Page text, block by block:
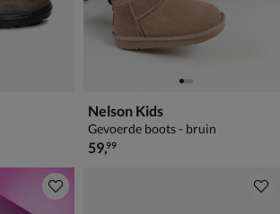
Nelson Kids
Gevoerde boots - bruin
€ 59,99
59,99